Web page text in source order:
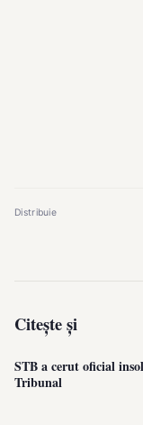
Distribuie
Citește și
STB a cerut oficial
Tribunal